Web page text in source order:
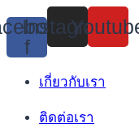
Skip
to
content
f
Instagram
เกี่ยวกับเรา
ติดต่อเรา